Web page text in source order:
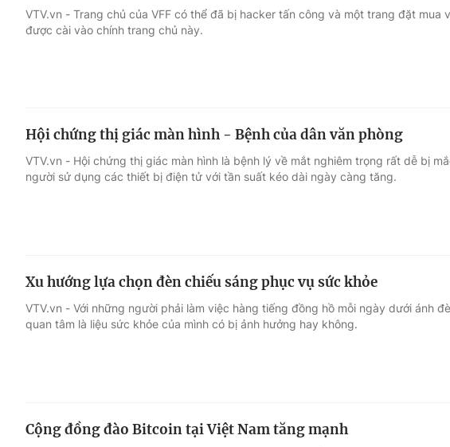
VTV.vn - Trang chủ của VFF có thể đã bị hacker tấn công và một trang đặt mua
được cài vào chính trang chủ này.
Hội chứng thị giác màn hình - Bệnh của dân văn phòng
VTV.vn - Hội chứng thị giác màn hình là bệnh lý về mắt nghiêm trọng rất dễ bị
người sử dụng các thiết bị điện tử với tần suất kéo dài ngày càng tăng.
Xu hướng lựa chọn đèn chiếu sáng phục vụ sức khỏe
VTV.vn - Với những người phải làm việc hàng tiếng đồng hồ mỗi ngày dưới ánh
quan tâm là liệu sức khỏe của mình có bị ảnh hưởng hay không.
Cộng đồng đào Bitcoin tại Việt Nam tăng mạnh